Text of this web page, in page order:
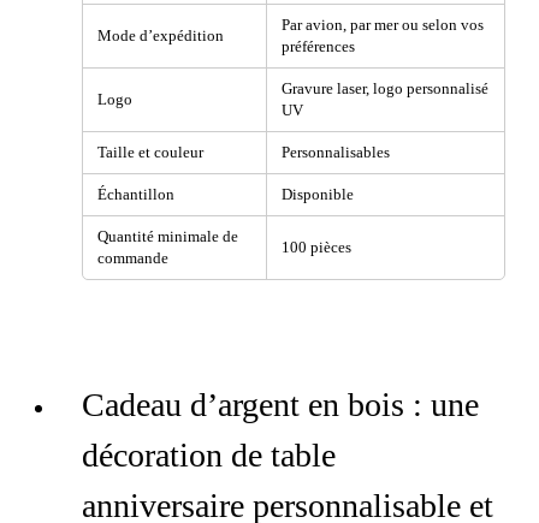
Mode d’expédition
Par avion, par mer ou selon vos
préférences
Logo
Gravure laser, logo personnalisé
UV
Taille et couleur Personnalisables
Échantillon Disponible
Quantité minimale de
commande
100 pièces
Cadeau d’argent en bois : une
décoration de table
anniversaire personnalisable et